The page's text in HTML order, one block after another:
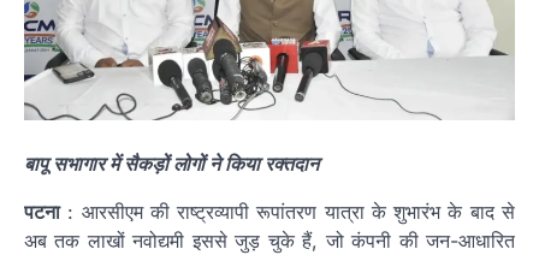
बापू सभागार में सैकड़ों लोगों ने किया रक्तदान
पटना: आरसीएम की राष्ट्रव्यापी रूपांतरण यात्रा के शुभारंभ के बाद से
अब तक लाखों नवोद्यमी इससे जुड़ चुके हैं, जो कंपनी की जन-आधारित